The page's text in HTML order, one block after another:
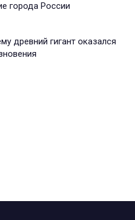
города России
древний гигант оказался